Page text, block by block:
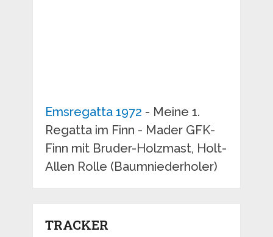
Emsregatta 1972 - Meine 1.
Regatta im Finn - Mader GFK-
Finn mit Bruder-Holzmast, Holt-
Allen Rolle (Baumniederholer)
TRACKER